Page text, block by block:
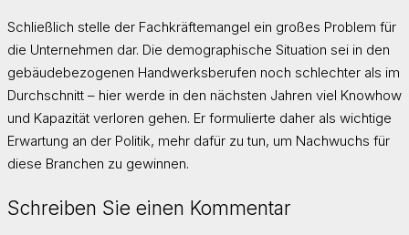
Schließlich stelle der Fachkräftemangel ein großes Problem für
die Unternehmen dar. Die demographische Situation sei in den
gebäudebezogenen Handwerksberufen noch schlechter als im
Durchschnitt – hier werde in den nächsten Jahren viel Knowhow
und Kapazität verloren gehen. Er formulierte daher als wichtige
Erwartung an der Politik, mehr dafür zu tun, um Nachwuchs für
diese Branchen zu gewinnen.
Schreiben Sie einen Kommentar